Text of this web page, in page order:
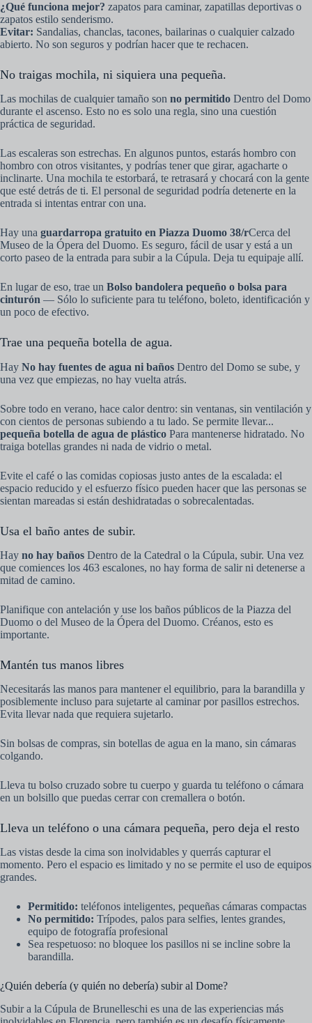
¿Qué funciona mejor? zapatos para caminar, zapatillas deportivas o
zapatos estilo senderismo.
Evitar: Sandalias, chanclas, tacones, bailarinas o cualquier calzado
abierto. No son seguros y podrían hacer que te rechacen.
No traigas mochila, ni siquiera una pequeña.
Las mochilas de cualquier tamaño son no permitido Dentro del Domo
durante el ascenso. Esto no es solo una regla, sino una cuestión
práctica de seguridad.
Las escaleras son estrechas. En algunos puntos, estarás hombro con
hombro con otros visitantes, y podrías tener que girar, agacharte o
inclinarte. Una mochila te estorbará, te retrasará y chocará con la gente
que esté detrás de ti. El personal de seguridad podría detenerte en la
entrada si intentas entrar con una.
Hay una guardarropa gratuito en Piazza Duomo 38/rCerca del
Museo de la Ópera del Duomo. Es seguro, fácil de usar y está a un
corto paseo de la entrada para subir a la Cúpula. Deja tu equipaje allí.
En lugar de eso, trae un Bolso bandolera pequeño o bolsa para
cinturón — Sólo lo suficiente para tu teléfono, boleto, identificación y
un poco de efectivo.
Trae una pequeña botella de agua.
Hay No hay fuentes de agua ni baños Dentro del Domo se sube, y
una vez que empiezas, no hay vuelta atrás.
Sobre todo en verano, hace calor dentro: sin ventanas, sin ventilación y
con cientos de personas subiendo a tu lado. Se permite llevar...
pequeña botella de agua de plástico Para mantenerse hidratado. No
traiga botellas grandes ni nada de vidrio o metal.
Evite el café o las comidas copiosas justo antes de la escalada: el
espacio reducido y el esfuerzo físico pueden hacer que las personas se
sientan mareadas si están deshidratadas o sobrecalentadas.
Usa el baño antes de subir.
Hay no hay baños Dentro de la Catedral o la Cúpula, subir. Una vez
que comiences los 463 escalones, no hay forma de salir ni detenerse a
mitad de camino.
Planifique con antelación y use los baños públicos de la Piazza del
Duomo o del Museo de la Ópera del Duomo. Créanos, esto es
importante.
Mantén tus manos libres
Necesitarás las manos para mantener el equilibrio, para la barandilla y
posiblemente incluso para sujetarte al caminar por pasillos estrechos.
Evita llevar nada que requiera sujetarlo.
Sin bolsas de compras, sin botellas de agua en la mano, sin cámaras
colgando.
Lleva tu bolso cruzado sobre tu cuerpo y guarda tu teléfono o cámara
en un bolsillo que puedas cerrar con cremallera o botón.
Lleva un teléfono o una cámara pequeña, pero deja el resto
Las vistas desde la cima son inolvidables y querrás capturar el
momento. Pero el espacio es limitado y no se permite el uso de equipos
grandes.
Permitido: teléfonos inteligentes, pequeñas cámaras compactas
No permitido: Trípodes, palos para selfies, lentes grandes,
equipo de fotografía profesional
Sea respetuoso: no bloquee los pasillos ni se incline sobre la
barandilla.
¿Quién debería (y quién no debería) subir al Dome?
Subir a la Cúpula de Brunelleschi es una de las experiencias más